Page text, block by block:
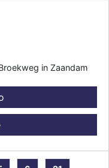
in Zaandam